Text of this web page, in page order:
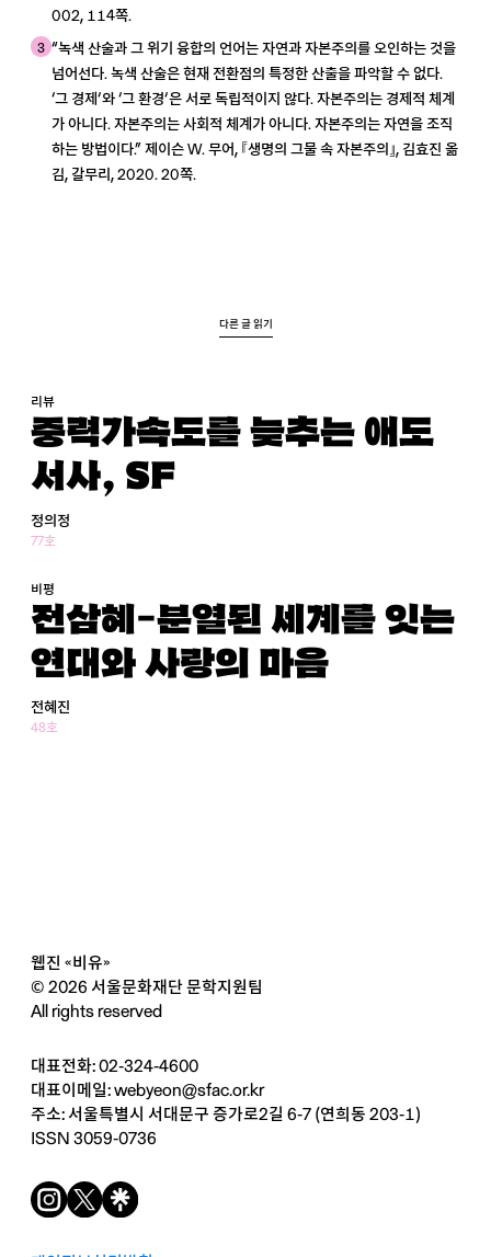
002, 114쪽.
3 “녹색 산술과 그 위기 융합의 언어는 자연과 자본주의를 오인하는 것을
넘어선다. 녹색 산술은 현재 전환점의 특정한 산출을 파악할 수 없다.
‘그 경제’와 ‘그 환경’은 서로 독립적이지 않다. 자본주의는 경제적 체계
가 아니다. 자본주의는 사회적 체계가 아니다. 자본주의는 자연을 조직
하는 방법이다.” 제이슨 W. 무어, 『생명의 그물 속 자본주의』, 김효진 옮
김, 갈무리, 2020. 20쪽.
다른 글 읽기
리뷰
중력가속도를 늦추는 애도
서사, SF
정의정
77호
비평
전삼혜-분열된 세계를 잇는
연대와 사랑의 마음
전혜진
48호
웹진 «비유»
© 2026 서울문화재단 문학지원팀
All rights reserved
대표전화: 02-324-4600
대표이메일: webyeon@sfac.or.kr
주소: 서울특별시 서대문구 증가로2길 6-7 (연희동 203-1)
ISSN 3059-0736